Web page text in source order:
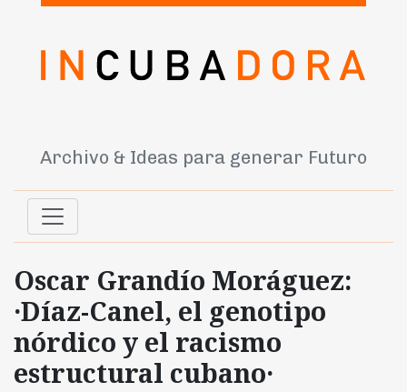
Archivo & Ideas para generar Futuro
Oscar Grandío Moráguez:
·Díaz-Canel, el genotipo
nórdico y el racismo
estructural cubano·